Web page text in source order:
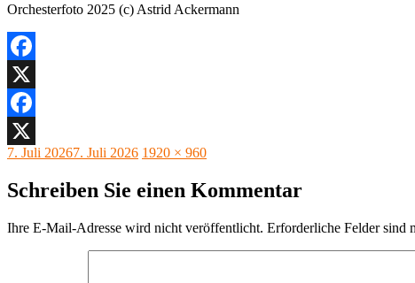
Orchesterfoto 2025 (c) Astrid Ackermann
Facebook
X
Facebook
X
Veröffentlicht
7. Juli 20267. Juli 2026 Originalgröße
1920 × 960
Schreiben Sie einen Kommentar
Ihre E-Mail-Adresse wird nicht veröffentlicht. Erforderliche Felder sind